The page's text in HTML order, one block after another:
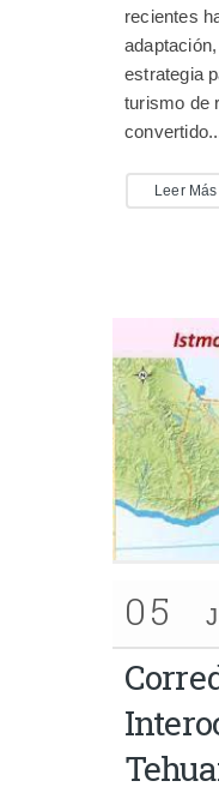
recientes
estrategia
turismo de
Leer Más
05